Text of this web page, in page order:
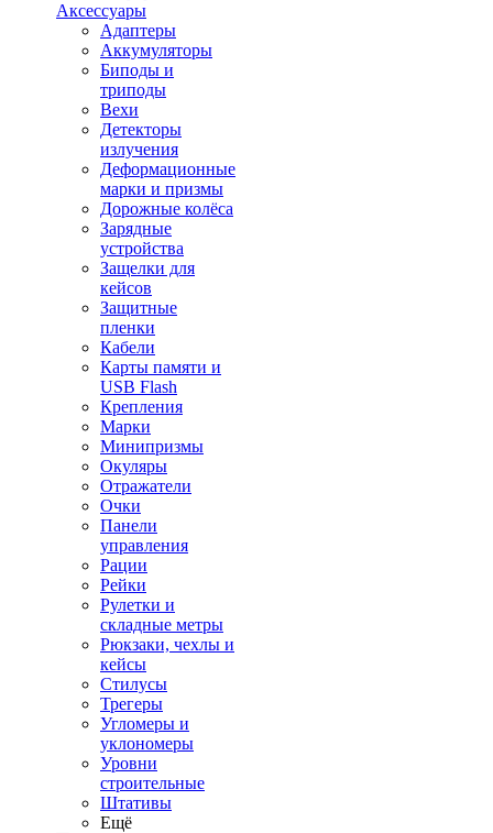
Аксессуары
Адаптеры
Аккумуляторы
Биподы и
триподы
Вехи
Детекторы
излучения
Деформационные
марки и призмы
Дорожные колёса
Зарядные
устройства
Защелки для
кейсов
Защитные
пленки
Кабели
Карты памяти и
USB Flash
Крепления
Марки
Минипризмы
Окуляры
Отражатели
Очки
Панели
управления
Рации
Рейки
Рулетки и
складные метры
Рюкзаки, чехлы и
кейсы
Стилусы
Трегеры
Угломеры и
уклономеры
Уровни
строительные
Штативы
Ещё